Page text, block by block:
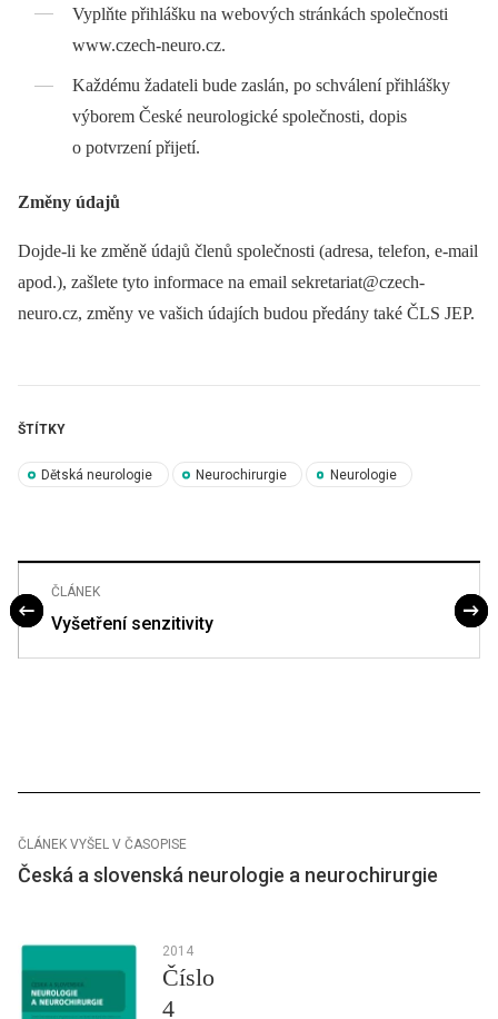
Vyplňte přihlášku na webových stránkách společnosti
www.czech-neuro.cz.
Každému žadateli bude zaslán, po schválení přihlášky
výborem České neurologické společnosti, dopis
o potvrzení přijetí.
Změny údajů
Dojde-li ke změně údajů členů společnosti (adresa, telefon, e-mail
apod.), zašlete tyto informace na email sekretariat@czech-
neuro.cz, změny ve vašich údajích budou předány také ČLS JEP.
ŠTÍTKY
Dětská neurologie Neurochirurgie Neurologie
ČLÁNEK
Vyšetření senzitivity
ČLÁNEK VYŠEL V ČASOPISE
Česká a slovenská neurologie a neurochirurgie
2014
Číslo
4